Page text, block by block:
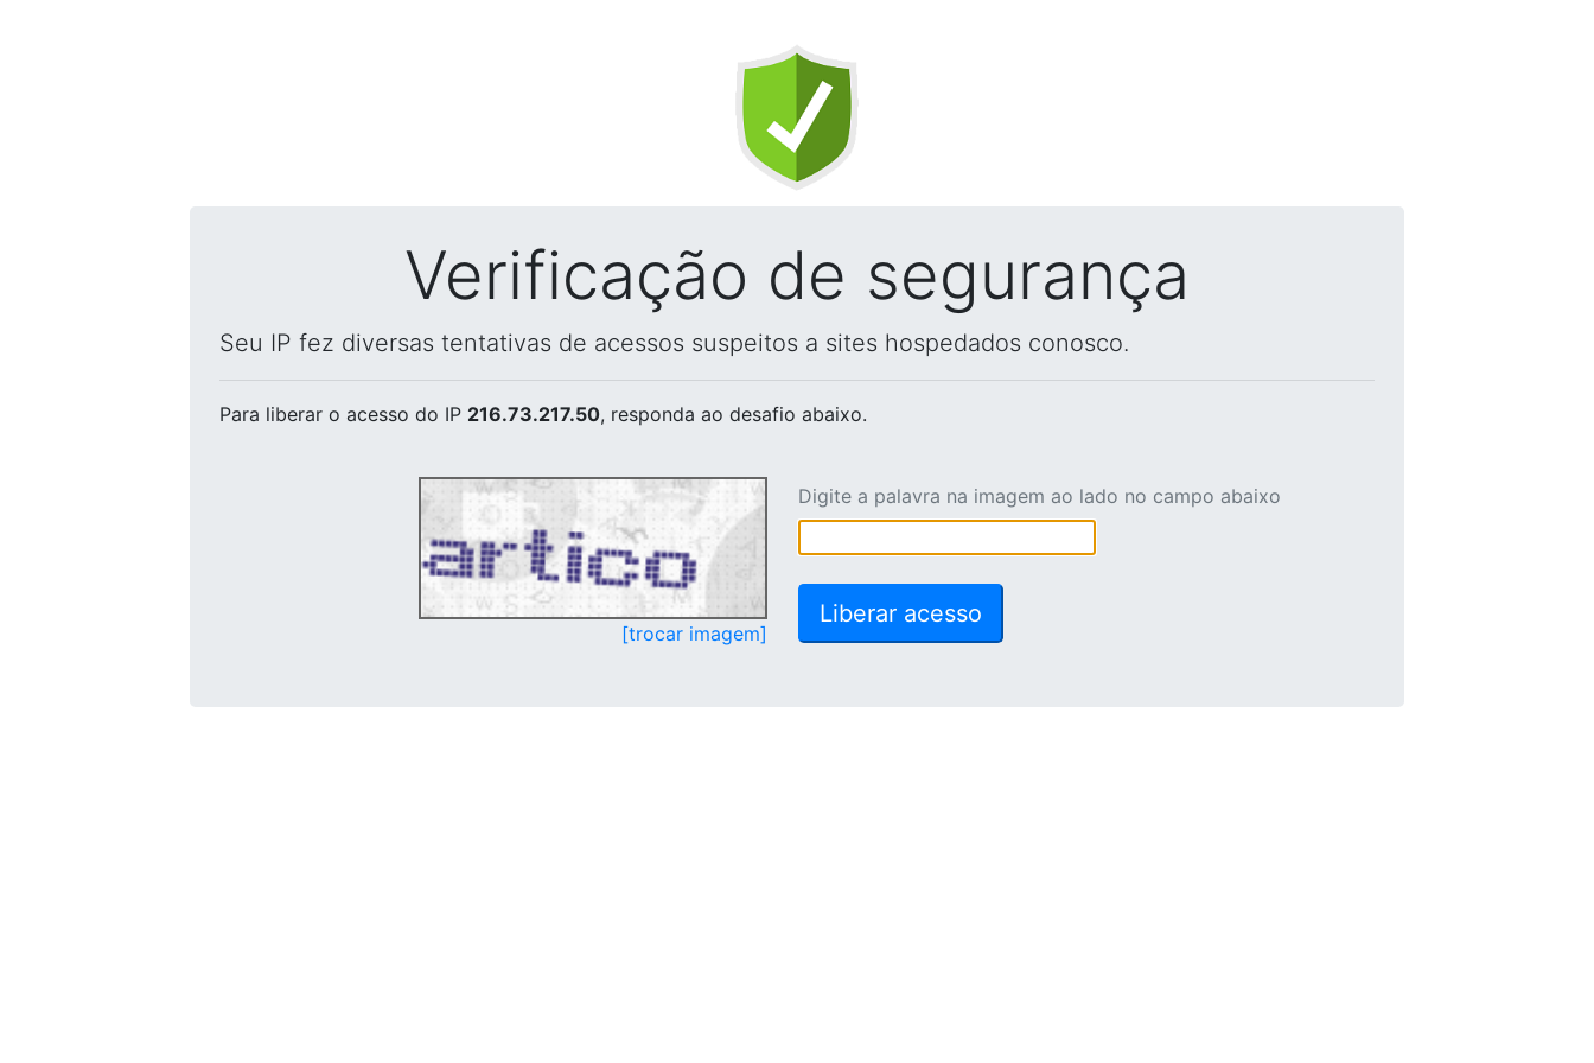
Verificação de segurança
Seu IP fez diversas tentativas de acessos suspeitos a sites hospedados conosco.
Para liberar o acesso do IP 216.73.217.50, responda ao desafio abaixo.
[trocar imagem]
Digite a palavra na imagem ao lado no campo abaixo